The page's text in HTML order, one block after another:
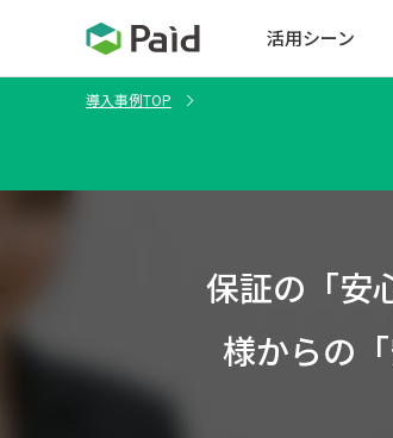
活用シーン
導入事例TOP
保証の「安
様からの